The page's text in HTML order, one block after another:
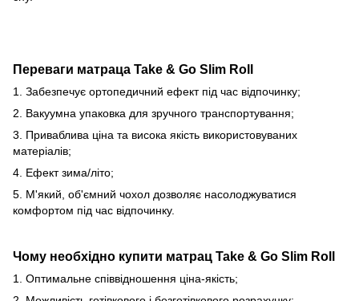
Переваги матраца Take & Go Slim Roll
1. Забезпечує ортопедичний ефект під час відпочинку;
2. Вакуумна упаковка для зручного транспортування;
3. Приваблива ціна та висока якість використовуваних
матеріалів;
4. Ефект зима/літо;
5. М'який, об'ємний чохол дозволяє насолоджуватися
комфортом під час відпочинку.
Чому необхідно купити матрац Take & Go Slim Roll
1. Оптимальне співвідношення ціна-якість;